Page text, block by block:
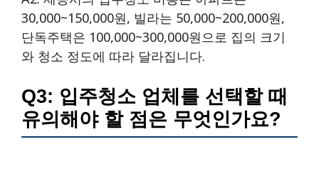
30,000~150,000원, 빌라는 50,000~200,000원,
단독주택은 100,000~300,000원으로 집의 크기
와 청소 정도에 따라 달라집니다.
Q3: 입주청소 업체를 선택할 때
유의해야 할 점은 무엇인가요?